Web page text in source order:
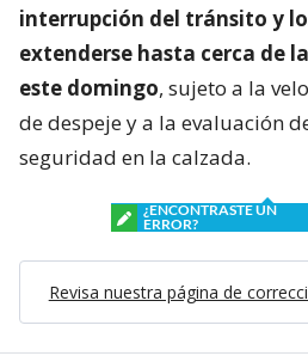
interrupción del tránsito y
extenderse hasta cerca de
este domingo, sujeto a la
de despeje y a la evaluación
seguridad en la calzada.
¿ENCONTRASTE UN
ERROR?
Revisa nuestra página de